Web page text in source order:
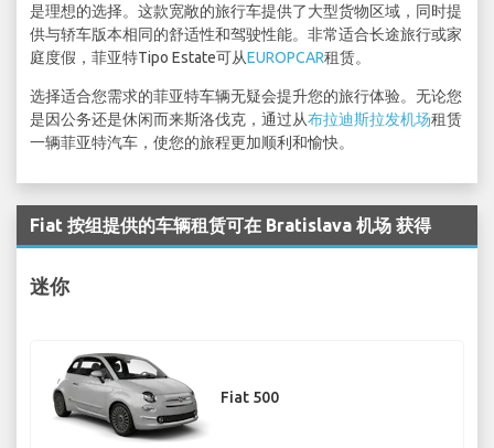
是理想的选择。这款宽敞的旅行车提供了大型货物区域，同时提
供与轿车版本相同的舒适性和驾驶性能。非常适合长途旅行或家
庭度假，菲亚特Tipo Estate可从EUROPCAR租赁。
选择适合您需求的菲亚特车辆无疑会提升您的旅行体验。无论您
是因公务还是休闲而来斯洛伐克，通过从布拉迪斯拉发机场租赁
一辆菲亚特汽车，使您的旅程更加顺利和愉快。
Fiat 按组提供的车辆租赁可在 Bratislava 机场 获得
迷你
Fiat 500